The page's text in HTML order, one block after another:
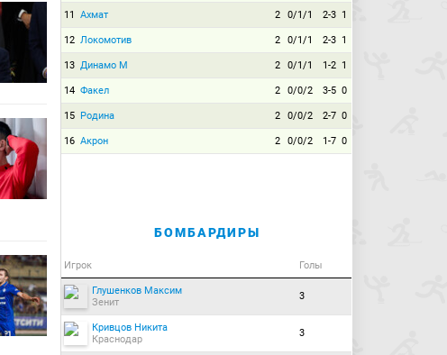
11 Ахмат 2 0/1/1 2-3 1
12 Локомотив 2 0/1/1 2-3 1
13 Динамо М 2 0/1/1 1-2 1
14 Факел 2 0/0/2 3-5 0
15 Родина 2 0/0/2 2-7 0
16 Акрон 2 0/0/2 1-7 0
БОМБАРДИРЫ
Игрок Голы
Глушенков Максим
Зенит
3
Кривцов Никита
Краснодар
3